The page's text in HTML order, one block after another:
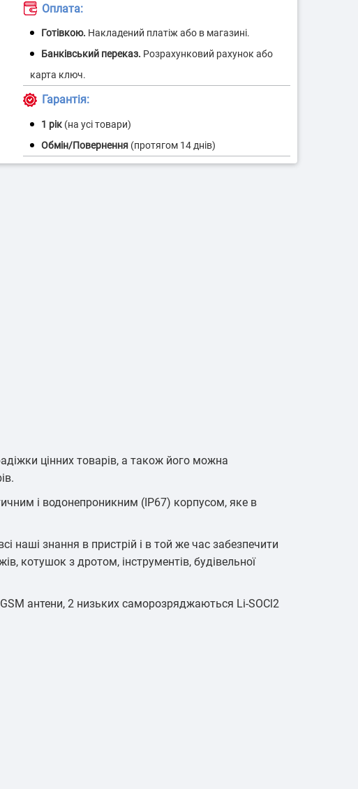
контейнерних
перевезень
Оплата:
Гарантія:
1 рік(на усі товари)
цінних товарів, а також його можна
і водонепроникним (IP67) корпусом, яке в
наші знання в пристрій і в той же час забезпечити
котушок з дротом, інструментів, будівельної
антени, 2 низьких саморозряджаються Li-SOCl2